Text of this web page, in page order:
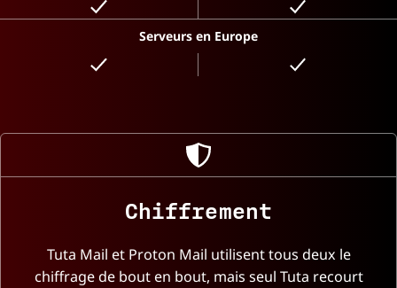
Serveurs en Europe
Chiffrement
Tuta Mail et Proton Mail utilisent tous deux le
chiffrage de bout en bout, mais seul Tuta recourt